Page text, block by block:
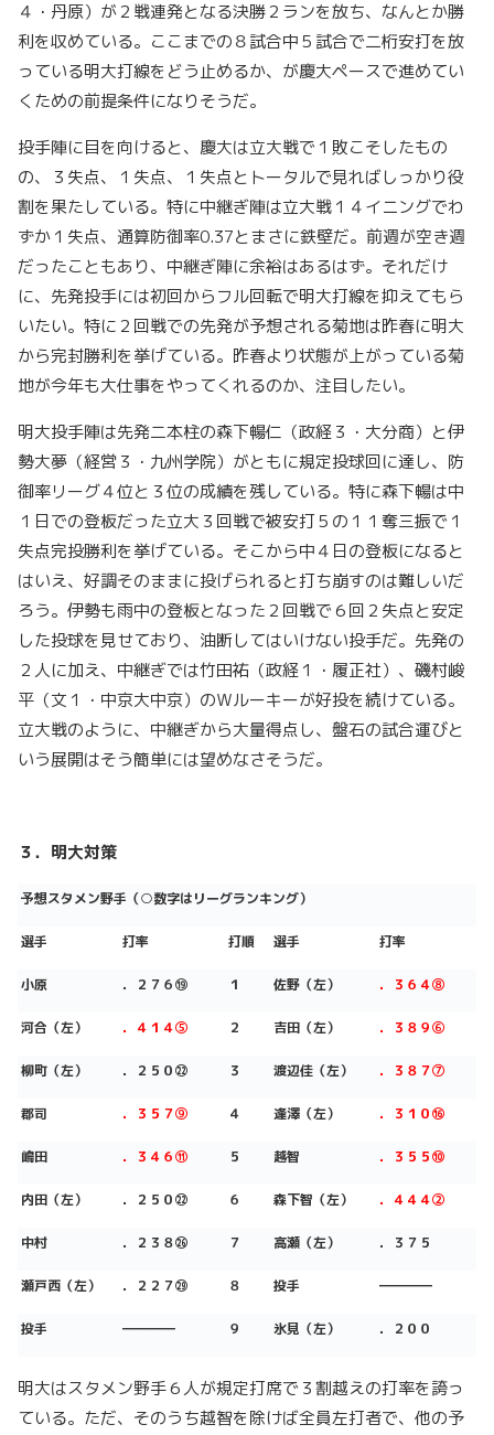
４・丹原）が２戦連発となる決勝２ランを放ち、なんとか勝
利を収めている。ここまでの８試合中５試合で二桁安打を放
っている明大打線をどう止めるか、が慶大ペースで進めてい
くための前提条件になりそうだ。
投手陣に目を向けると、慶大は立大戦で１敗こそしたもの
の、３失点、１失点、１失点とトータルで見ればしっかり役
割を果たしている。特に中継ぎ陣は立大戦１４イニングでわ
ずか１失点、通算防御率0.37とまさに鉄壁だ。前週が空き週
だったこともあり、中継ぎ陣に余裕はあるはず。それだけ
に、先発投手には初回からフル回転で明大打線を抑えてもら
いたい。特に２回戦での先発が予想される菊地は昨春に明大
から完封勝利を挙げている。昨春より状態が上がっている菊
地が今年も大仕事をやってくれるのか、注目したい。
明大投手陣は先発二本柱の森下暢仁（政経３・大分商）と伊
勢大夢（経営３・九州学院）がともに規定投球回に達し、防
御率リーグ４位と３位の成績を残している。特に森下暢は中
１日での登板だった立大３回戦で被安打５の１１奪三振で１
失点完投勝利を挙げている。そこから中４日の登板になると
はいえ、好調そのままに投げられると打ち崩すのは難しいだ
ろう。伊勢も雨中の登板となった２回戦で６回２失点と安定
した投球を見せており、油断してはいけない投手だ。先発の
２人に加え、中継ぎでは竹田祐（政経１・履正社）、磯村峻
平（文１・中京大中京）のＷルーキーが好投を続けている。
立大戦のように、中継ぎから大量得点し、盤石の試合運びと
いう展開はそう簡単には望めなさそうだ。
３．明大対策
予想スタメン野手（○数字はリーグランキング）
選手 打率 打順 選手 打率
小原 ．２７６⑲ １ 佐野（左） ．３６４⑧
河合 （左） ．４１４⑤ ２ 吉田（左） ．３８９⑥
柳町 （左） ．２５０㉒ ３ 渡辺佳（左） ．３８７⑦
郡司 ．３５７⑨ ４ 逢澤（左） ．３１０⑯
嶋田 ．３４６⑪ ５ 越智 ．３５５⑩
内田 （左） ．２５０㉒ ６ 森下智（左） ．４４４②
中村 ．２３８㉖ ７ 高瀬（左） ．３７５
瀬戸西 （左） ．２２７㉙ ８ 投手 ――――
投手 ―――― ９ 氷見（左） ．２００
明大はスタメン野手６人が規定打席で３割越えの打率を誇っ
ている。ただ、そのうち越智を除けば全員左打者で、他の予